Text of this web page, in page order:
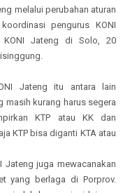
melalui perubahan aturan
pengurus KONI
Jateng di Solo, 20
Jateng itu antara lain
masih kurang harus segera
KTP atau KK dan
KTP bisa diganti KTA atau
Jateng juga mewacanakan
yang berlaga di Porprov.